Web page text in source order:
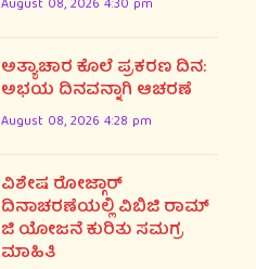
August 08, 2026 4:30 pm
ಅತ್ಯಾಚಾರ ಕೊಲೆ ಪ್ರಕರಣ ದಿನ:
ಅಭಯ ದಿನವನ್ನಾಗಿ ಆಚರಣೆ
August 08, 2026 4:28 pm
ವಿಶೇಷ ರೋಜ್ಗಾರ್
ದಿನಾಚರಣೆಯಲ್ಲಿ ವಿಬಿಜಿ ರಾಮ್
ಜಿ ಯೋಜನೆ ಕುರಿತು ಸಮಗ್ರ
ಮಾಹಿತಿ